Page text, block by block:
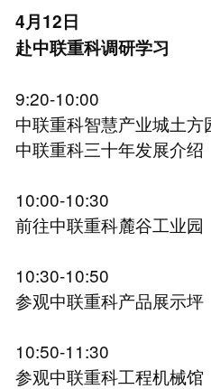
4月12日
赴中联重科调研学习
9:20-10:00
中联重科智慧产业城土方
中联重科三十年发展介绍
10:00-10:30
前往中联重科麓谷工业园
10:30-10:50
参观中联重科产品展示坪
10:50-11:30
参观中联重科工程机械馆